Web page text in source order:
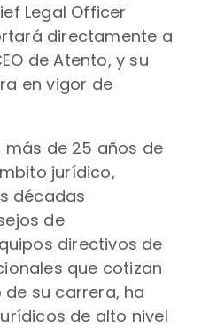
Legal Officer
directamente a
de Atento, y su
en vigor de
de 25 años de
jurídico,
décadas
de
directivos de
que cotizan
de su carrera, ha
de alto nivel